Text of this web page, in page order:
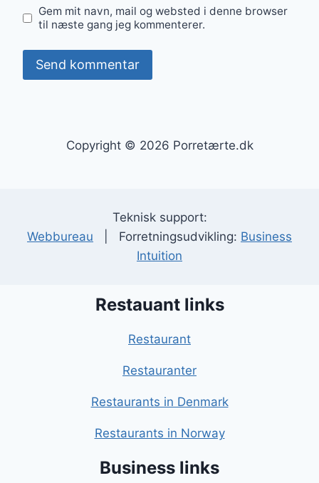
Gem mit navn, mail og websted i denne browser
til næste gang jeg kommenterer.
Copyright © 2026 Porretærte.dk
Teknisk support:
Webbureau | Forretningsudvikling: Business
Intuition
Restauant links
Restaurant
Restauranter
Restaurants in Denmark
Restaurants in Norway
Business links